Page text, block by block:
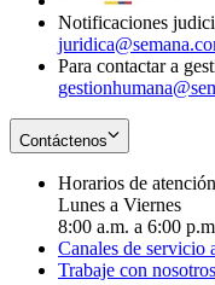
Notificaciones
Para contactar a
Contáctenos
Horarios de atención
Lunes a Viernes
8:00 a.m. a 6:00
Canales de servicio
Trabaje con nosotros